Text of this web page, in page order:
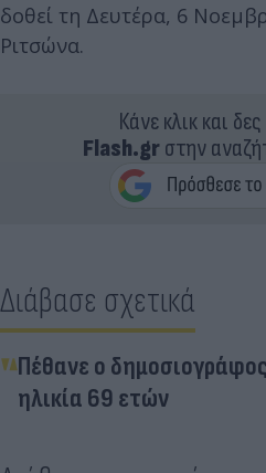
δοθεί τη Δευτέρα, 6
Ριτσώνα.
Κάνε κλικ και
Flash.grστην
Διάβασε σχετικά
Πέθανε ο
ηλικία 69 ετών